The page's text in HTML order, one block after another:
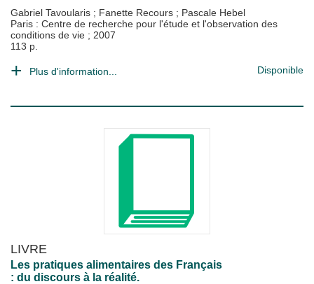
Gabriel Tavoularis ; Fanette Recours ; Pascale Hebel
Paris : Centre de recherche pour l'étude et l'observation des
conditions de vie ; 2007
113 p.
Plus d'information... Disponible
LIVRE
Les pratiques alimentaires des Français
: du discours à la réalité.